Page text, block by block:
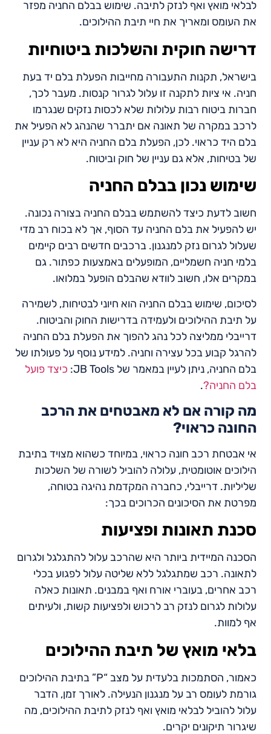
לבלאי מואץ ואף לנזק לתיבה. שימוש בבלם החניה מפזר
את העומס ומאריך את חיי תיבת ההילוכים.
דרישה חוקית והשלכות ביטוחיות
בישראל, תקנות התעבורה מחייבות הפעלת בלם יד בעת
חניה. אי ציות לתקנה זו עלול לגרור קנסות. מעבר לכך,
חברות ביטוח רבות עלולות שלא לכסות נזקים שנגרמו
לרכב במקרה של תאונה אם יתברר שהנהג לא הפעיל את
בלם היד כראוי. לכן, הפעלת בלם החניה היא לא רק עניין
של בטיחות, אלא גם עניין של חוק וביטוח.
שימוש נכון בבלם החניה
חשוב לדעת כיצד להשתמש בבלם החניה בצורה נכונה.
יש להפעיל את בלם החניה עד הסוף, אך לא בכוח רב מדי
שעלול לגרום נזק למנגנון. ברכבים חדשים רבים קיימים
בלמי חניה חשמליים, המופעלים באמצעות כפתור. גם
במקרים אלו, חשוב לוודא שהבלם הופעל במלואו.
לסיכום, שימוש בבלם החניה הוא חיוני לבטיחות, לשמירה
על תיבת ההילוכים ולעמידה בדרישות החוק והביטוח.
דרייבלי ממליצה לכל נהג להפוך את הפעלת בלם החניה
להרגל קבוע בכל עצירה וחניה. למידע נוסף על פעולתו של
בלם החניה, ניתן לעיין במאמר של JB Tools:
כיצד פועל
בלם החניה?.
מה קורה אם לא מאבטחים את הרכב
החונה כראוי?
אי אבטחת רכב חונה כראוי, במיוחד כשהוא מצויד בתיבת
הילוכים אוטומטית, עלולה להוביל לשורה של השלכות
שליליות. דרייבלי, כחברה המקדמת נהיגה בטוחה,
מפרטת את הסיכונים הכרוכים בכך:
סכנת תאונות ופציעות
הסכנה המיידית ביותר היא שהרכב עלול להתגלגל ולגרום
לתאונה. רכב שמתגלגל ללא שליטה עלול לפגוע בכלי
רכב אחרים, בעוברי אורח ואף במבנים. תאונות כאלה
עלולות לגרום לנזק רב לרכוש ולפציעות קשות, ולעיתים
אף למוות.
בלאי מואץ של תיבת ההילוכים
כאמור, הסתמכות בלעדית על מצב “P” בתיבת ההילוכים
גורמת לעומס רב על מנגנון הנעילה. לאורך זמן, הדבר
עלול להוביל לבלאי מואץ ואף לנזק לתיבת ההילוכים, מה
שיגרור תיקונים יקרים.